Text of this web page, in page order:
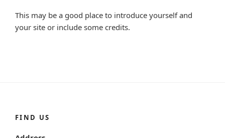
This may be a good place to introduce yourself and
your site or include some credits.
FIND US